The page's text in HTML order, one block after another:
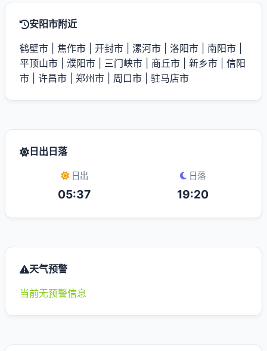
安阳市附近
鹤壁市 焦作市 开封市 漯河市 洛阳市 南阳市
平顶山市
濮阳市 三门峡市 商丘市 新乡市
信阳
市
许昌市 郑州市 周口市 驻马店市
日出日落
日出
05:37
日落
19:20
天气预警
当前无预警信息